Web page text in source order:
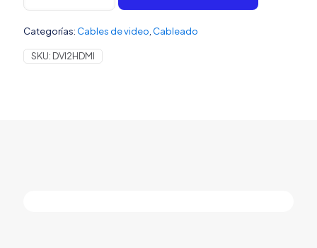
a
1.8m
cantidad
Categorías: Cables de video Cableado
SKU: DVI2HDMI